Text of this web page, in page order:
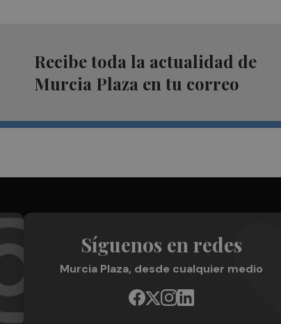
Recibe toda la actualidad de
Murcia Plaza en tu correo
Síguenos en redes
Murcia Plaza, desde cualquier medio